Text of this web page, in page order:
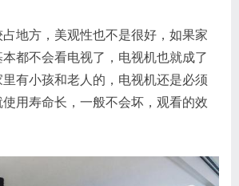
地方，美观性也不是很好，如果家
都不会看电视了，电视机也就成了
有小孩和老人的，电视机还是必须
用寿命长，一般不会坏，观看的效